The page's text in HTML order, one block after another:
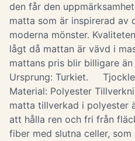
den får den
matta som är inspirerad av
moderna mönster.
lågt då mattan är vävd i
mattans pris blir billigare
Ursprung: Turkiet.
Material: Polyester
matta tillverkad i polyester
att hålla ren och fri från
fiber med slutna celler,